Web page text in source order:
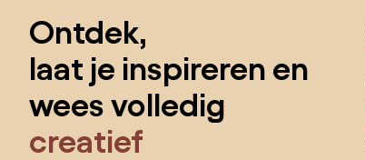
Ontdek,
laat je inspireren en
wees volledig
creatief